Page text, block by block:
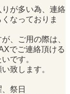
りが多い為、連絡
なっておりま
、ご用の際は、
でご連絡頂ける
です。
致します。
祭日